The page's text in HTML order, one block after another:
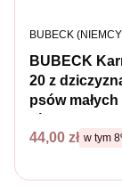
BUBECK
20 z
psów małych
PRODUCENT
BUBECK
Cena brutto
44,00 zł w tym
w tym